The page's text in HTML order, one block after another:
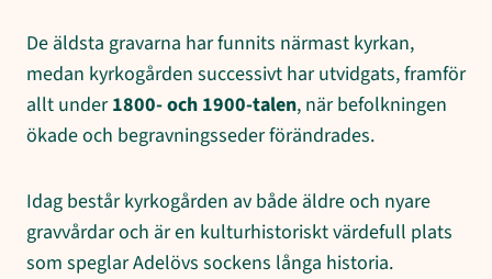
De äldsta gravarna har funnits närmast kyrkan,
medan kyrkogården successivt har utvidgats, framför
allt under1800- och 1900-talen, när befolkningen
ökade och begravningsseder förändrades.
Idag består kyrkogården av både äldre och nyare
gravvårdar och är en kulturhistoriskt värdefull plats
som speglar Adelövs sockens långa historia.